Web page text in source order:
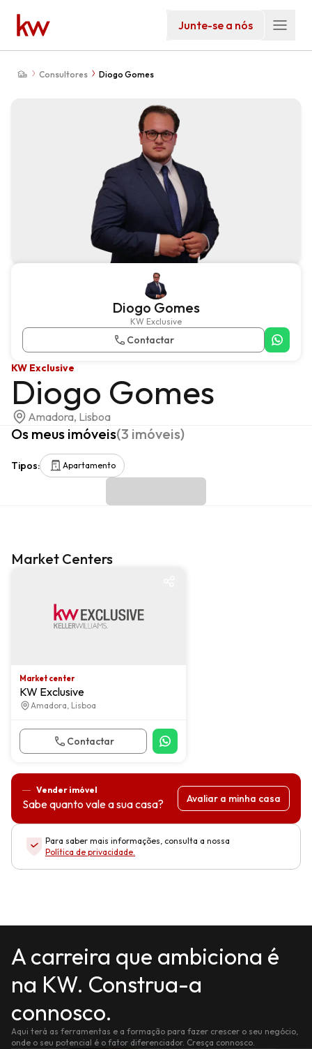
Junte-se a nós
Consultores Diogo Gomes
Diogo Gomes
KW Exclusive
Contactar
KW Exclusive
Diogo Gomes
Amadora, Lisboa
Os meus imóveis(3 imóveis)
Tipos: Apartamento
Market Centers
Market center
KW Exclusive
Amadora, Lisboa
Contactar
Vender imóvel
Sabe quanto vale a sua casa? Avaliar a minha casa
Para saber mais informações, consulta a nossa
Política de privacidade.
A carreira que ambiciona é
na KW. Construa-a
connosco.
Aqui terá as ferramentas e a formação para fazer crescer o seu negócio,
onde o seu potencial é o fator diferenciador. Cresça connosco.